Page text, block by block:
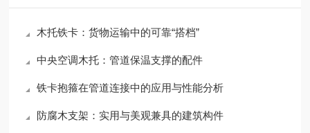
木托铁卡：货物运输中的可靠“搭档”
中央空调木托：管道保温支撑的配件
铁卡抱箍在管道连接中的应用与性能分析
防腐木支架：实用与美观兼具的建筑构件